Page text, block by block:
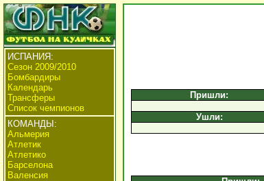
ИСПАНИЯ:
Сезон 2009/2010
Бомбардиры
Календарь
Трансферы
Список чемпионов
КОМАНДЫ:
Альмерия
Атлетик
Атлетико
Барселона
Валенсия
Пришли:
Ушли: